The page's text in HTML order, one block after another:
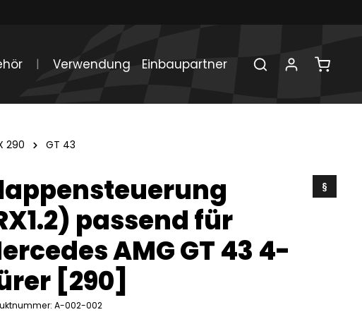
Verwendung Einbaupartner
290 GT 43
passend für
AMG GT 43 4-
[290]
§
A-002-002